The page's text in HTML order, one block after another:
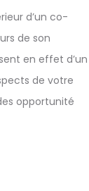
d’un co-
de son
en effet d’un
de votre
opportunité